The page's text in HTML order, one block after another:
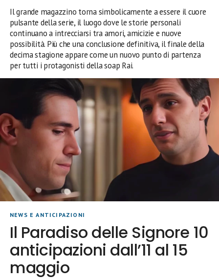
Il grande magazzino torna simbolicamente a essere il cuore
pulsante della serie, il luogo dove le storie personali
continuano a intrecciarsi tra amori, amicizie e nuove
possibilità. Più che una conclusione definitiva, il finale della
decima stagione appare come un nuovo punto di partenza
per tutti i protagonisti della soap Rai.
NEWS E ANTICIPAZIONI
Il Paradiso delle Signore 10
anticipazioni dall’11 al 15
maggio